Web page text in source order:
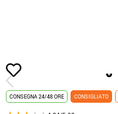
Inizio
CONSEGNA 24/48 ORE CONSIGLIATO